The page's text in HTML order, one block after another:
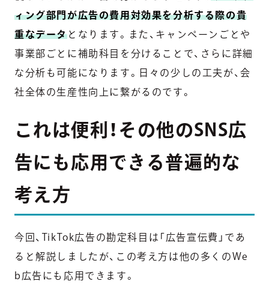
ィング部門が広告の費用対効果を分析する際の貴
重なデータとなります。また、キャンペーンごとや
事業部ごとに補助科目を分けることで、さらに詳細
な分析も可能になります。日々の少しの工夫が、会
社全体の生産性向上に繋がるのです。
これは便利！その他のSNS広
告にも応用できる普遍的な
考え方
今回、TikTok広告の勘定科目は「広告宣伝費」であ
ると解説しましたが、この考え方は他の多くのWe
b広告にも応用できます。